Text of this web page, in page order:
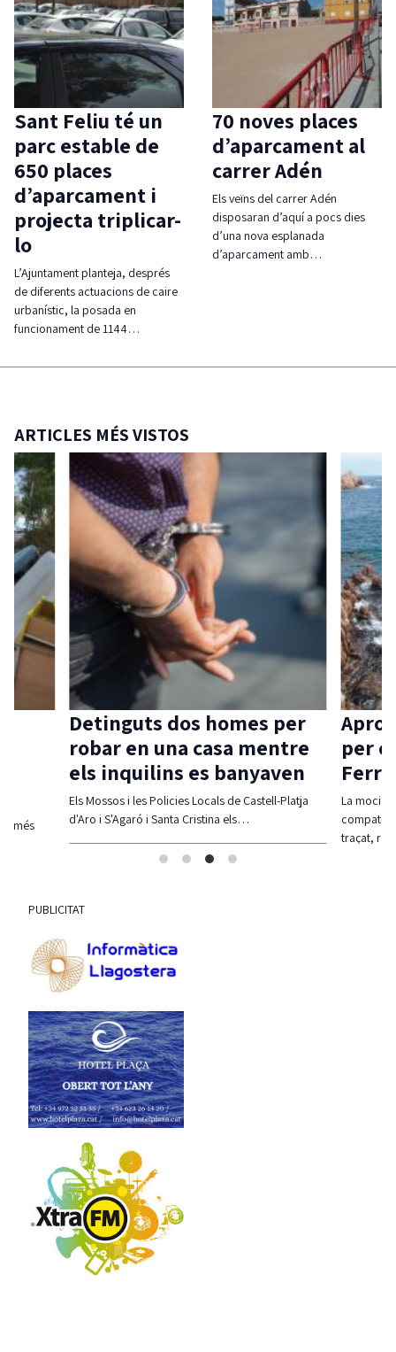
Sant Feliu té un
parc estable de
650 places
d’aparcament i
projecta triplicar-
lo
L’Ajuntament planteja, després
de diferents actuacions de caire
urbanístic, la posada en
funcionament de 1144…
70 noves places
d’aparcament al
carrer Adén
Els veïns del carrer Adén
disposaran d’aquí a pocs dies
d’una nova esplanada
d’aparcament amb…
ARTICLES MÉS VISTOS
més
Detinguts dos homes per
robar en una casa mentre
els inquilins es banyaven
Els Mossos i les Policies Locals de Castell-Platja
d'Aro i S'Agaró i Santa Cristina els…
per
La moció
traçat,
PUBLICITAT